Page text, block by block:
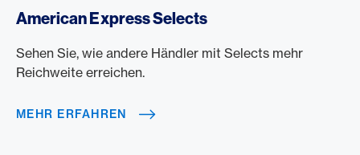
American Express Selects
Sehen Sie, wie andere Händler mit Selects mehr
Reichweite erreichen.
MEHR ERFAHREN